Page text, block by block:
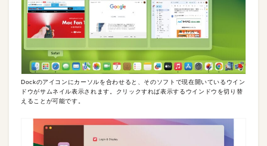
Dockのアイコンにカーソルを合わせると、そのソフトで現在開いているウイン
ドウがサムネイル表示されます。クリックすれば表示するウインドウを切り替
えることが可能です。